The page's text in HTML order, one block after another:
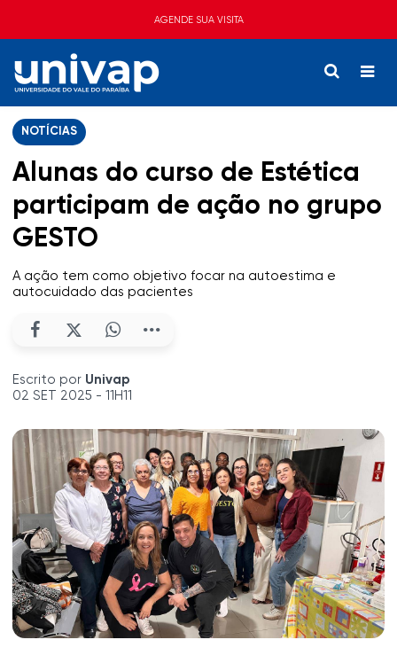
AGENDE SUA VISITA
NOTÍCIAS
Alunas do curso de Estética
participam de ação no grupo
GESTO
A ação tem como objetivo focar na autoestima e
autocuidado das pacientes
Escrito por Univap
02 SET 2025 - 11H11